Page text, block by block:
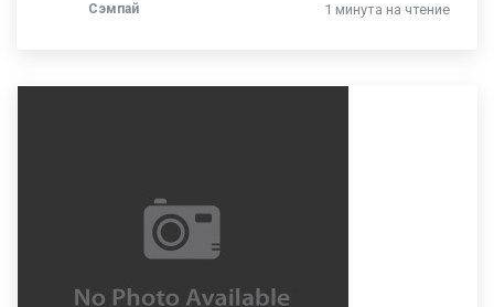
Сэмпай 1 минута на чтение